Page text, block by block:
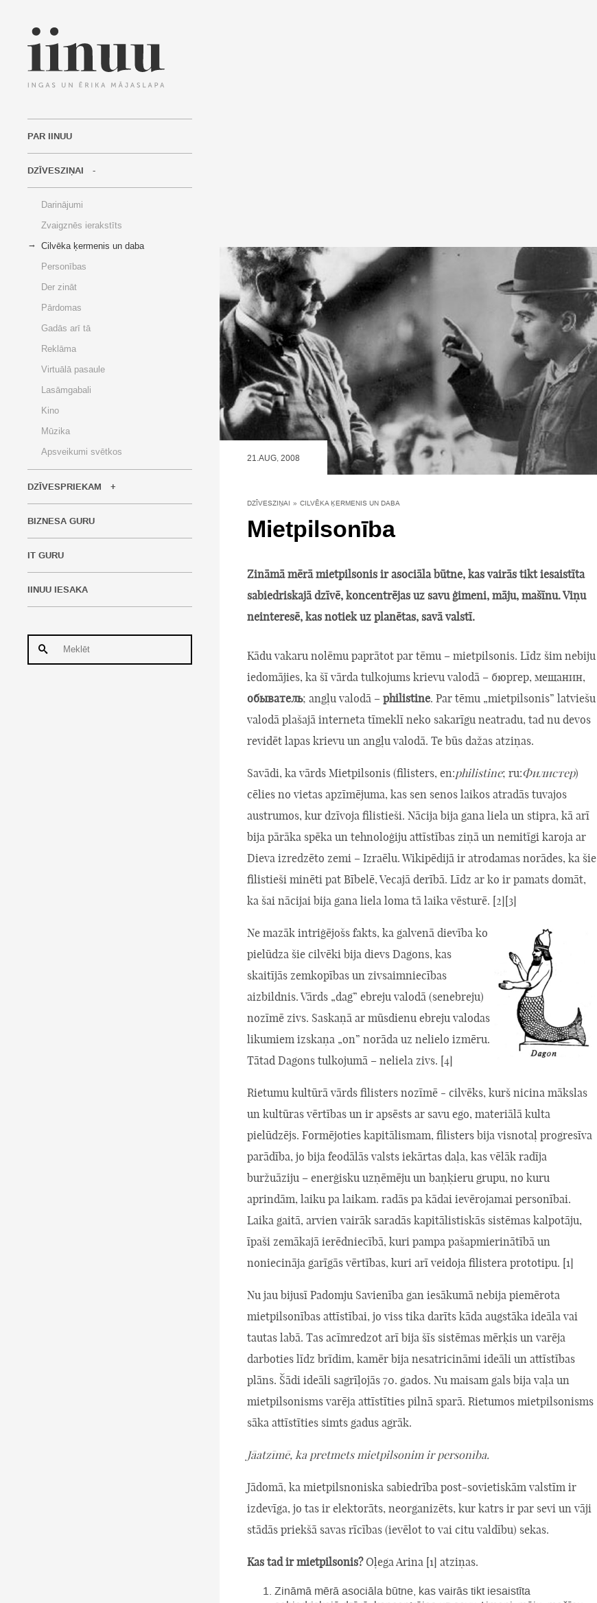
PAR IINUU
DZĪVESZIŅAI
Darinājumi
Zvaigznēs ierakstīts
Cilvēka ķermenis un daba
Personības
Der zināt
Pārdomas
Gadās arī tā
Reklāma
Virtuālā pasaule
Lasāmgabali
Kino
Mūzika
Apsveikumi svētkos
DZĪVESPRIEKAM
BIZNESA GURU
IT GURU
IINUU IESAKA
21.AUG, 2008
DZĪVESZIŅAI » CILVĒKA ĶERMENIS UN DABA
Mietpilsonība
Zināmā mērā mietpilsonis ir asociāla būtne, kas vairās tikt iesaistīta
sabiedriskajā dzīvē, koncentrējas uz savu ģimeni, māju, mašīnu. Viņu
neinteresē, kas notiek uz planētas, savā valstī.
Kādu vakaru nolēmu paprātot par tēmu – mietpilsonis. Līdz šim nebiju
iedomājies, ka šī vārda tulkojums krievu valodā – бюргер, мещанин,
обыватель; angļu valodā – philistine. Par tēmu „mietpilsonis” latviešu
valodā plašajā interneta tīmeklī neko sakarīgu neatradu, tad nu devos
revidēt lapas krievu un angļu valodā. Te būs dažas atziņas.
Savādi, ka vārds Mietpilsonis (filisters, en:philistine; ru:Филистер)
cēlies no vietas apzīmējuma, kas sen senos laikos atradās tuvajos
austrumos, kur dzīvoja filistieši. Nācija bija gana liela un stipra, kā arī
bija pārāka spēka un tehnoloģiju attīstības ziņā un nemitīgi karoja ar
Dieva izredzēto zemi – Izraēlu. Wikipēdijā ir atrodamas norādes, ka šie
filistieši minēti pat Bībelē, Vecajā derībā. Līdz ar ko ir pamats domāt,
ka šai nācijai bija gana liela loma tā laika vēsturē. [2][3]
Ne mazāk intriģējošs fakts, ka galvenā dievība ko
pielūdza šie cilvēki bija dievs Dagons, kas
skaitījās zemkopības un zivsaimniecības
aizbildnis. Vārds „dag” ebreju valodā (senebreju)
nozīmē zivs. Saskaņā ar mūsdienu ebreju valodas
likumiem izskaņa „on” norāda uz nelielo izmēru.
Tātad Dagons tulkojumā – neliela zivs. [4]
Rietumu kultūrā vārds filisters nozīmē - cilvēks, kurš nicina mākslas
un kultūras vērtības un ir apsēsts ar savu ego, materiālā kulta
pielūdzējs. Formējoties kapitālismam, filisters bija visnotaļ progresīva
parādība, jo bija feodālās valsts iekārtas daļa, kas vēlāk radīja
buržuāziju – enerģisku uzņēmēju un baņķieru grupu, no kuru
aprindām, laiku pa laikam. radās pa kādai ievērojamai personībai.
Laika gaitā, arvien vairāk saradās kapitālistiskās sistēmas kalpotāju,
īpaši zemākajā ierēdniecībā, kuri pampa pašapmierinātībā un
noniecināja garīgās vērtības, kuri arī veidoja filistera prototipu. [1]
Nu jau bijusī Padomju Savienība gan iesākumā nebija piemērota
mietpilsonības attīstībai, jo viss tika darīts kāda augstāka ideāla vai
tautas labā. Tas acīmredzot arī bija šīs sistēmas mērķis un varēja
darboties līdz brīdim, kamēr bija nesatricināmi ideāli un attīstības
plāns. Šādi ideāli sagrīļojās 70. gados. Nu maisam gals bija vaļa un
mietpilsonisms varēja attīstīties pilnā sparā. Rietumos mietpilsonisms
sāka attīstīties simts gadus agrāk.
Jāatzīmē, ka pretmets mietpilsonim ir personība.
Jādomā, ka mietpilsnoniska sabiedrība post-sovietiskām valstīm ir
izdevīga, jo tas ir elektorāts, neorganizēts, kur katrs ir par sevi un vāji
stādās priekšā savas rīcības (ievēlot to vai citu valdību) sekas.
Kas tad ir mietpilsonis?Oļega Arina [1] atziņas.
Zināmā mērā asociāla būtne, kas vairās tikt iesaistīta